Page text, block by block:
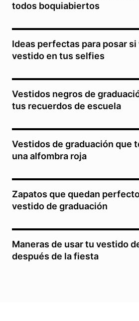
todos boquiabiertos
Ideas perfectas para posar si
vestido en tus selfies
Vestidos negros de
tus recuerdos de escuela
Vestidos de graduación que
una alfombra roja
Zapatos que quedan
vestido de graduación
Maneras de usar tu vestido
después de la fiesta